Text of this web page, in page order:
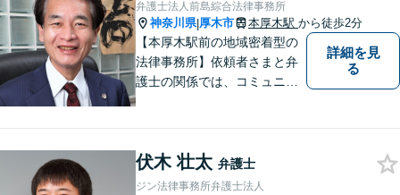
弁護士法人前島綜合法律事務所
神奈川県|厚木市 本厚木駅 から徒歩2分
【本厚木駅前の地域密着型の
法律事務所】依頼者さまと弁
護士の関係では、コミュニケ
B面談可】【本厚木駅1分】
詳細を見
る
伏木 壮太 弁護士
ジン法律事務所弁護士法人